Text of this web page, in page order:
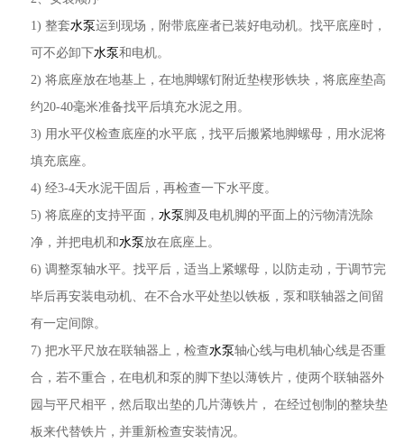
1) 整套水泵运到现场，附带底座者已装好电动机。找平底座时，
可不必卸下水泵和电机。
2) 将底座放在地基上，在地脚螺钉附近垫楔形铁块，将底座垫高
约20-40毫米准备找平后填充水泥之用。
3) 用水平仪检查底座的水平底，找平后搬紧地脚螺母，用水泥将
填充底座。
4) 经3-4天水泥干固后，再检查一下水平度。
5) 将底座的支持平面， 水泵 脚及电机脚的平面上的污物清洗除
净，并把电机和水泵 放在底座上。
6) 调整泵轴水平。找平后，适当上紧螺母，以防走动，于调节完
毕后再安装电动机、在不合水平处垫以铁板，泵和联轴器之间留
有一定间隙。
7) 把水平尺放在联轴器上，检查水泵轴心线与电机轴心线是否重
合，若不重合，在电机和泵的脚下垫以薄铁片，使两个联轴器外
园与平尺相平，然后取出垫的几片薄铁片， 在经过刨制的整块垫
板来代替铁片，并重新检查安装情况。